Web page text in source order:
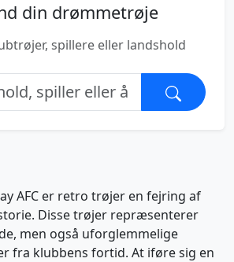
din drømmetrøje
spillere eller landshold
AFC er retro trøjer en fejring af
Disse trøjer repræsenterer
men også uforglemmelige
fra klubbens fortid. At iføre sig en